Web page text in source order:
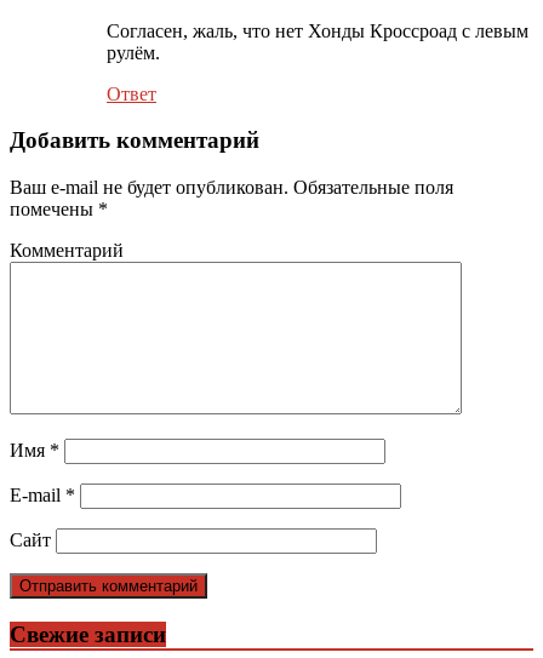
Согласен, жаль, что нет Хонды Кроссроад с левым
рулём.
Ответ
Добавить комментарий
Ваш e-mail не будет опубликован. Обязательные поля
помечены *
Комментарий
Имя *
E-mail *
Сайт
Свежие записи